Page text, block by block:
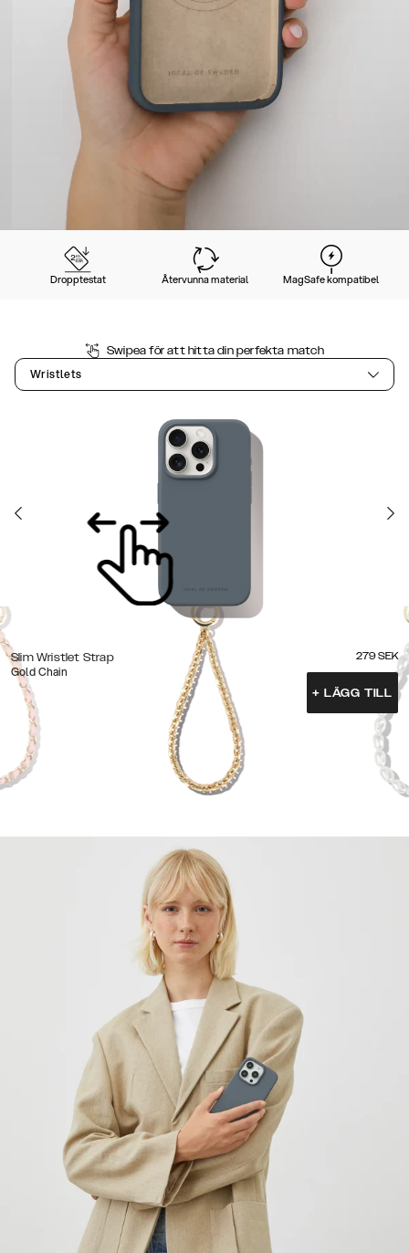
Dropptestat Återvunna material MagSafe kompatibel
Swipea för att hitta din perfekta match
Wristlets
Slim Wristlet Strap
Gold Chain
279 SEK
+ LÄGG TILL